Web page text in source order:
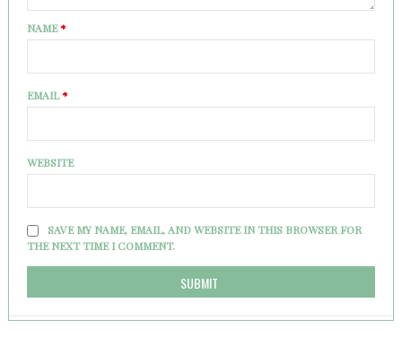
NAME*
EMAIL*
WEBSITE
SAVE MY NAME, EMAIL, AND WEBSITE IN THIS BROWSER FOR
THE NEXT TIME I COMMENT.